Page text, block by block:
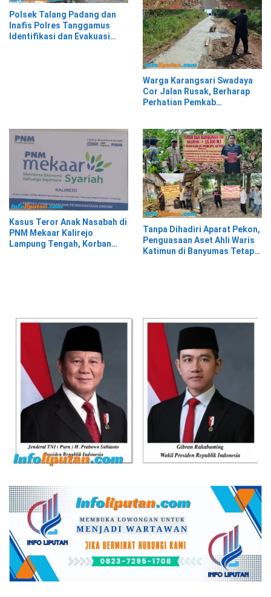
Polsek Talang Padang dan
Inafis Polres Tanggamus
Identifikasi dan Evakuasi
Warga Karangsari Swadaya
Cor Jalan Rusak, Berharap
Perhatian Pemkab
Kasus Teror Anak Nasabah di
PNM Mekaar Kalirejo
Lampung Tengah, Korban
Tanpa Dihadiri Aparat Pekon,
Penguasaan Aset Ahli Waris
Katimun di Banyumas Tetap